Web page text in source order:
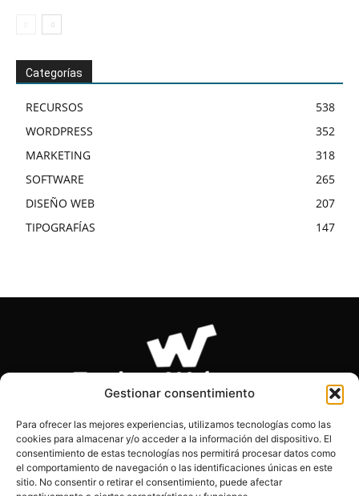
Gestionar consentimiento
Para ofrecer las mejores experiencias, utilizamos tecnologías como las
cookies para almacenar y/o acceder a la información del dispositivo. El
consentimiento de estas tecnologías nos permitirá procesar datos como
el comportamiento de navegación o las identificaciones únicas en este
sitio. No consentir o retirar el consentimiento, puede afectar
Categorías
RECURSOS
538
WORDPRESS
352
MARKETING
318
SOFTWARE
265
DISEÑO WEB
207
TIPOGRAFÍAS
147
SOBRE NOSOTROS
Páginas Webs es el blog de los desarrolladores, diseñadores